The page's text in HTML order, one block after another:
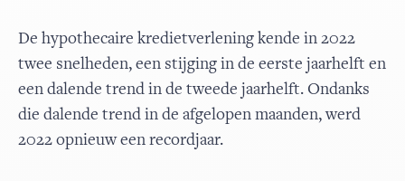
De hypothecaire kredietverlening kende in 2022
twee snelheden, een stijging in de eerste jaarhelft en
een dalende trend in de tweede jaarhelft. Ondanks
die dalende trend in de afgelopen maanden, werd
2022 opnieuw een recordjaar.